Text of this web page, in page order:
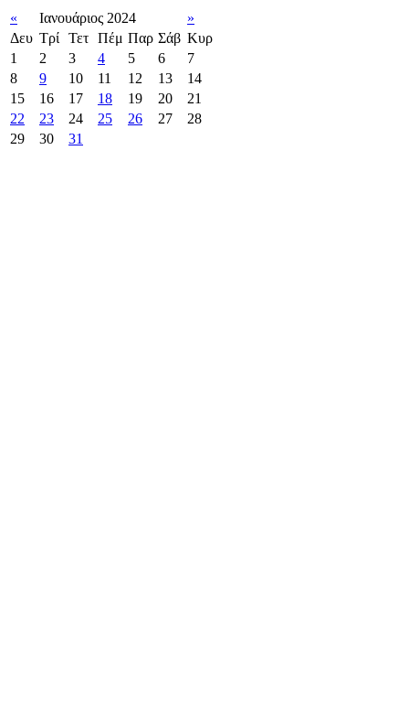
« Ιανουάριος 2024
»
Δευ Τρί Τετ Πέμ Παρ Σάβ Κυρ
1
2 3 4 5 6
7
8
9 10 11 12 13
14
15
16 17 18 19 20
21
22
23 24 25 26 27
28
29
30 31